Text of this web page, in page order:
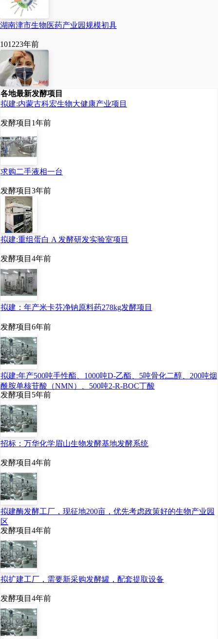
湖南津市生物医药产业园规模初具
101223年前
各地最新发酵项目
拟建:内蒙古科宏生物大健康产业项目
发酵项目 1年前
求购二手液相一台
发酵项目 3年前
拟建:重组蛋白 A 发酵研发实验室项目
发酵项目 4年前
拟建：年产米卡芬净钠原料药278kg发酵项目
发酵项目 6年前
拟建:年产500吨手性酯、1000吨D-乙酯、5吨骨化二醇、200吨烟
酰胺单核苷酸（NMN）、500吨2-R-BOC丁酸
发酵项目 5年前
招标：万华化学眉山生物发酵基地发酵系统
发酵项目 4年前
拟建酶发酵工厂，现征地200亩，优先考虑政策好的生物产业园
区
发酵项目 4年前
拟扩建工厂，需要新采购发酵罐，配套提取设备
发酵项目 4年前